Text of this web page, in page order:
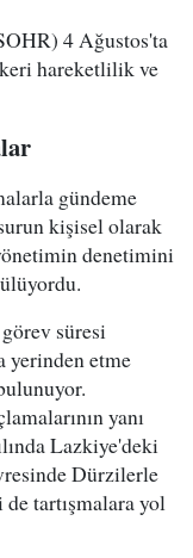
4 Ağustos'ta
hareketlilik ve
gündeme
kişisel olarak
denetimini
süresi
yerinden etme
yanı
Lazkiye'deki
Dürzilerle
tartışmalara yol